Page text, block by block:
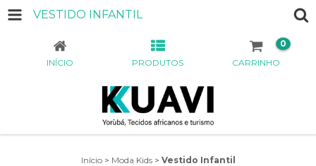
VESTIDO INFANTIL
INÍCIO PRODUTOS CARRINHO
0
Início > Moda Kids > Vestido Infantil